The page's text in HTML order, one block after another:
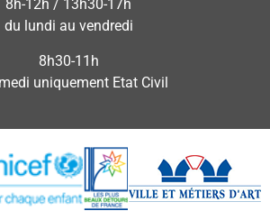
8h-12h / 13h30-17h
du lundi au vendredi
8h30-11h
uniquement Etat Civil